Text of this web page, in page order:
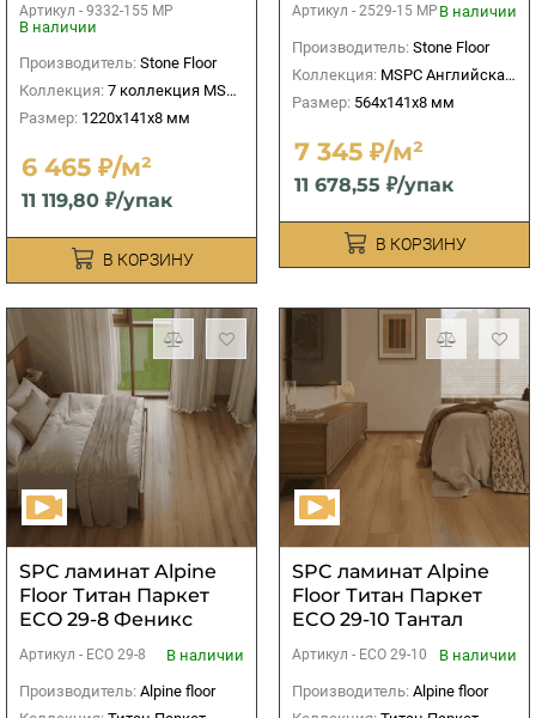
Артикул - 9332-155 MP
В наличии
Производитель: Stone Floor
Коллекция: 7 коллекция MSPC 8 мм
Размер: 1220x141х8 мм
6 465 ₽/м²
11 119,80 ₽/упак
В КОРЗИНУ
Артикул - 2529-15 MР В наличии
Производитель: Stone Floor
Коллекция: МSPC Английская елка
Размер: 564x141х8 мм
7 345 ₽/м²
11 678,55 ₽/упак
В КОРЗИНУ
SPC ламинат Alpine
Floor Титан Паркет
ECO 29-8 Феникс
Артикул - ECO 29-8
В наличии
Производитель: Alpine floor
SPC ламинат Alpine
Floor Титан Паркет
ECO 29-10 Тантал
Артикул - ECO 29-10
В наличии
Производитель: Alpine floor